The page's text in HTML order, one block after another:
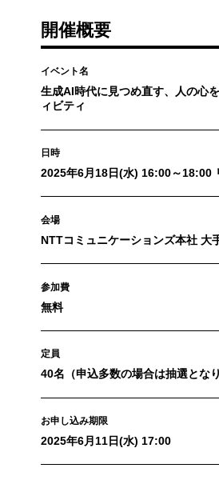
開催概要
イベント名
生成AI時代に見つめ直す、人の心
ィビティ
日時
2025年6月18日(水) 16:00～18:00
会場
NTTコミュニケーションズ本社 大
参加費
無料
定員
40名（申込多数の場合は抽選となり
お申し込み期限
2025年6月11日(水) 17:00